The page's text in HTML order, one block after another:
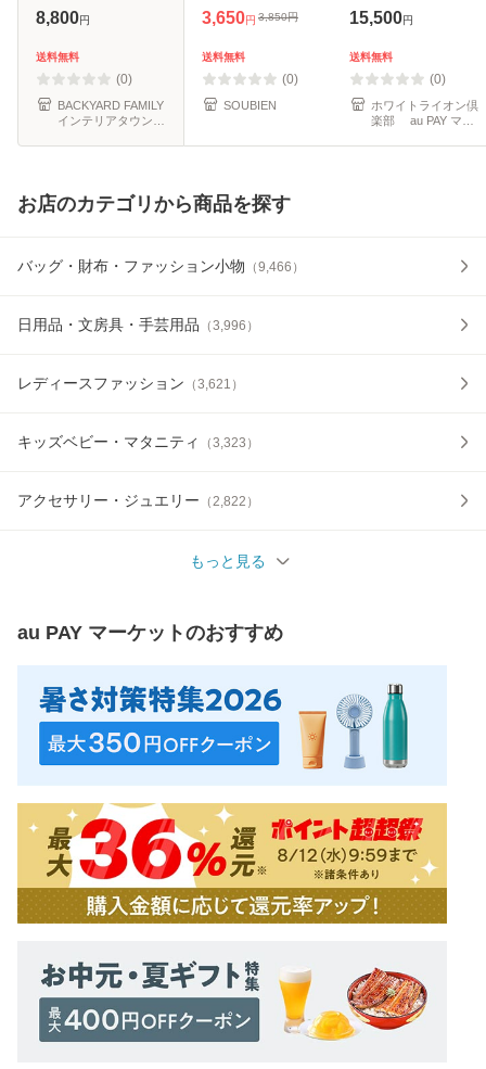
半天 ちゃんちゃん
羽織 部屋着 和装
和 ルームウェア 軽
量 軽
8,800円
送料無料
(0)
BACKYARD FAMILY
インテリアタウン
店
い セット 5点 大黒
栞 化粧箱 中綿入り
ポリエステル 長寿
敬
3,650円 3,850円
送料無料
(0)
SOUBIEN
ベスト 扇子 3点セ
15,500円
送料無料
(0)
ホワイトライオン倶
楽部 au PAY マー
お店のカテゴリから商品を探す
バッグ・財布・ファッション小物 （9,466 ）
日用品・文房具・手芸用品 （3,996 ）
レディースファッション （3,621 ）
キッズベビー・マタニティ （3,323 ）
アクセサリー・ジュエリー （ 2,822 ）
もっと見る
au PAY マーケットのおすすめ